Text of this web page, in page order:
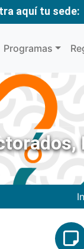
aquí tu sede:
Programas